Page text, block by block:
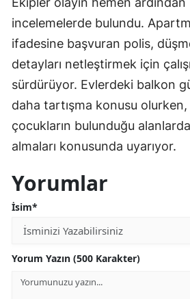
incelemelerde bulundu.
ifadesine başvuran polis,
detayları netleştirmek için
sürdürüyor. Evlerdeki balkon
daha tartışma konusu
çocukların bulunduğu
almaları konusunda uyarıyor.
Yorumlar
İsim*
Yorum Yazın (500 Karakter)